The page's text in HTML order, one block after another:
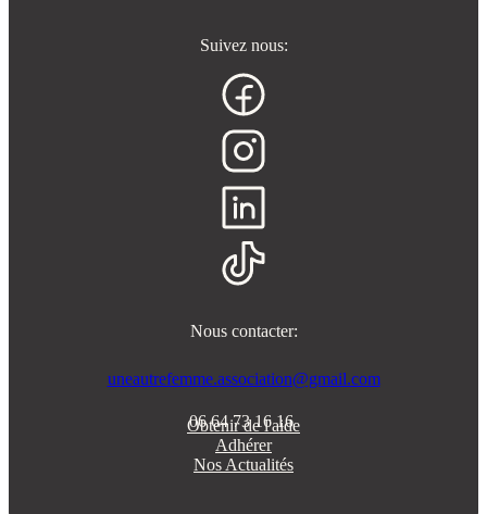
Suivez nous:
Nous contacter:
uneautrefemme.association@gmail.com
06 64 73 16 16
Obtenir de l'aide
Adhérer
Nos Actualités